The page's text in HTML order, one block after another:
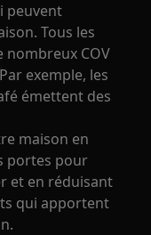
peuvent
Tous les
nombreux COV
exemple, les
émettent des
maison en
portes pour
et en réduisant
qui apportent